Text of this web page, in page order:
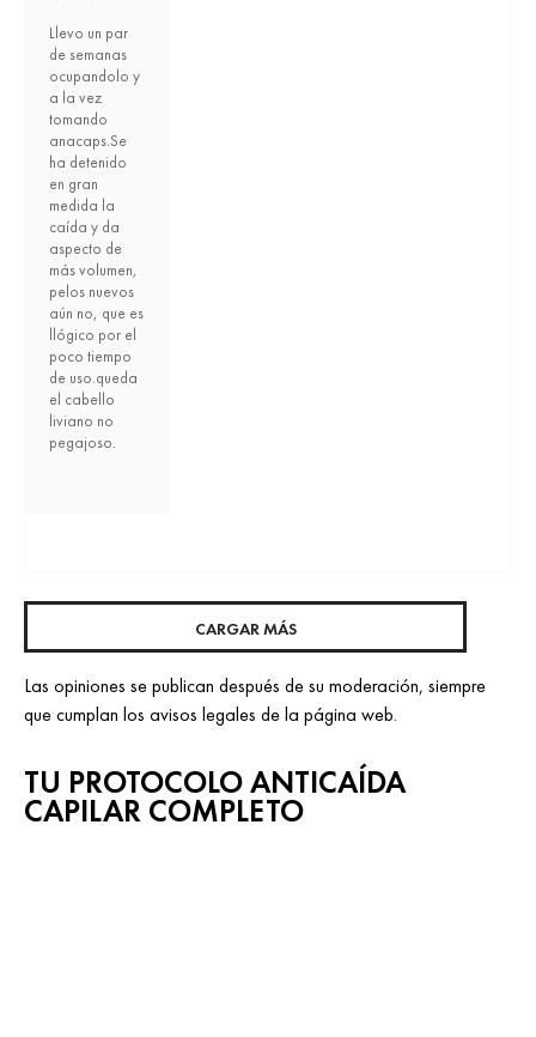
Llevo un par
de semanas
ocupandolo y
a la vez
tomando
anacaps.Se
ha detenido
en gran
medida la
caída y da
aspecto de
más volumen,
pelos nuevos
aún no, que es
llógico por el
poco tiempo
de uso.queda
el cabello
liviano no
pegajoso.
CARGAR MÁS
Las opiniones se publican después de su moderación, siempre
que cumplan los avisos legales de la página web.
TU PROTOCOLO ANTICAÍDA
CAPILAR COMPLETO